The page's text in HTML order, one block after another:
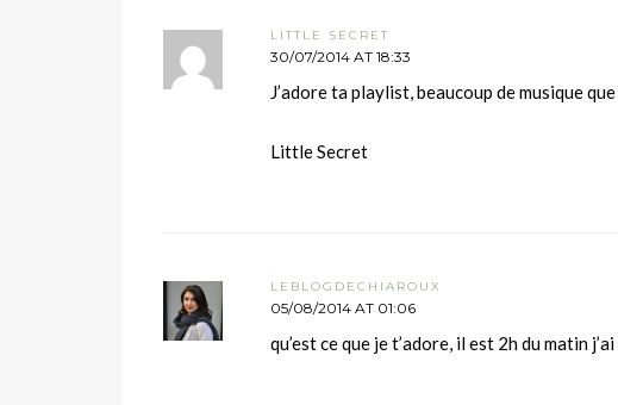
LITTLE SECRET
30/07/2014 AT 18:33
J’adore ta playlist, beaucoup de musique
Little Secret
LEBLOGDECHIAROUX
05/08/2014 AT 01:06
qu’est ce que je t’adore, il est 2h du matin